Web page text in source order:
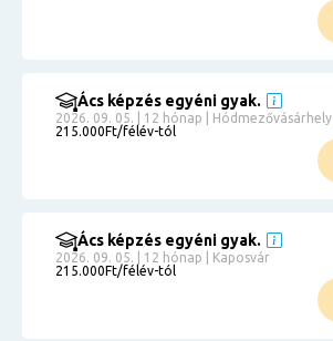
Ács képzés egyéni gyak.
2026. 09. 05. | 12 hónap | Hódmezővásárhely
215.000Ft/félév-tól
Ács képzés egyéni gyak.
2026. 09. 05. | 12 hónap | Kaposvár
215.000Ft/félév-tól